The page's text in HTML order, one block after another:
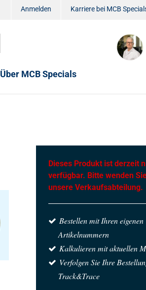
Anmelden Karriere bei MCB
Über MCB Specials
Dieses Produkt ist derzeit
verfügbar. Bitte wenden
unsere Verkaufsabteilung.
Bestellen mit Ihren eigenen
Artikelnummern
Kalkulieren mit aktuellen
Verfolgen Sie Ihre
Track&Trace